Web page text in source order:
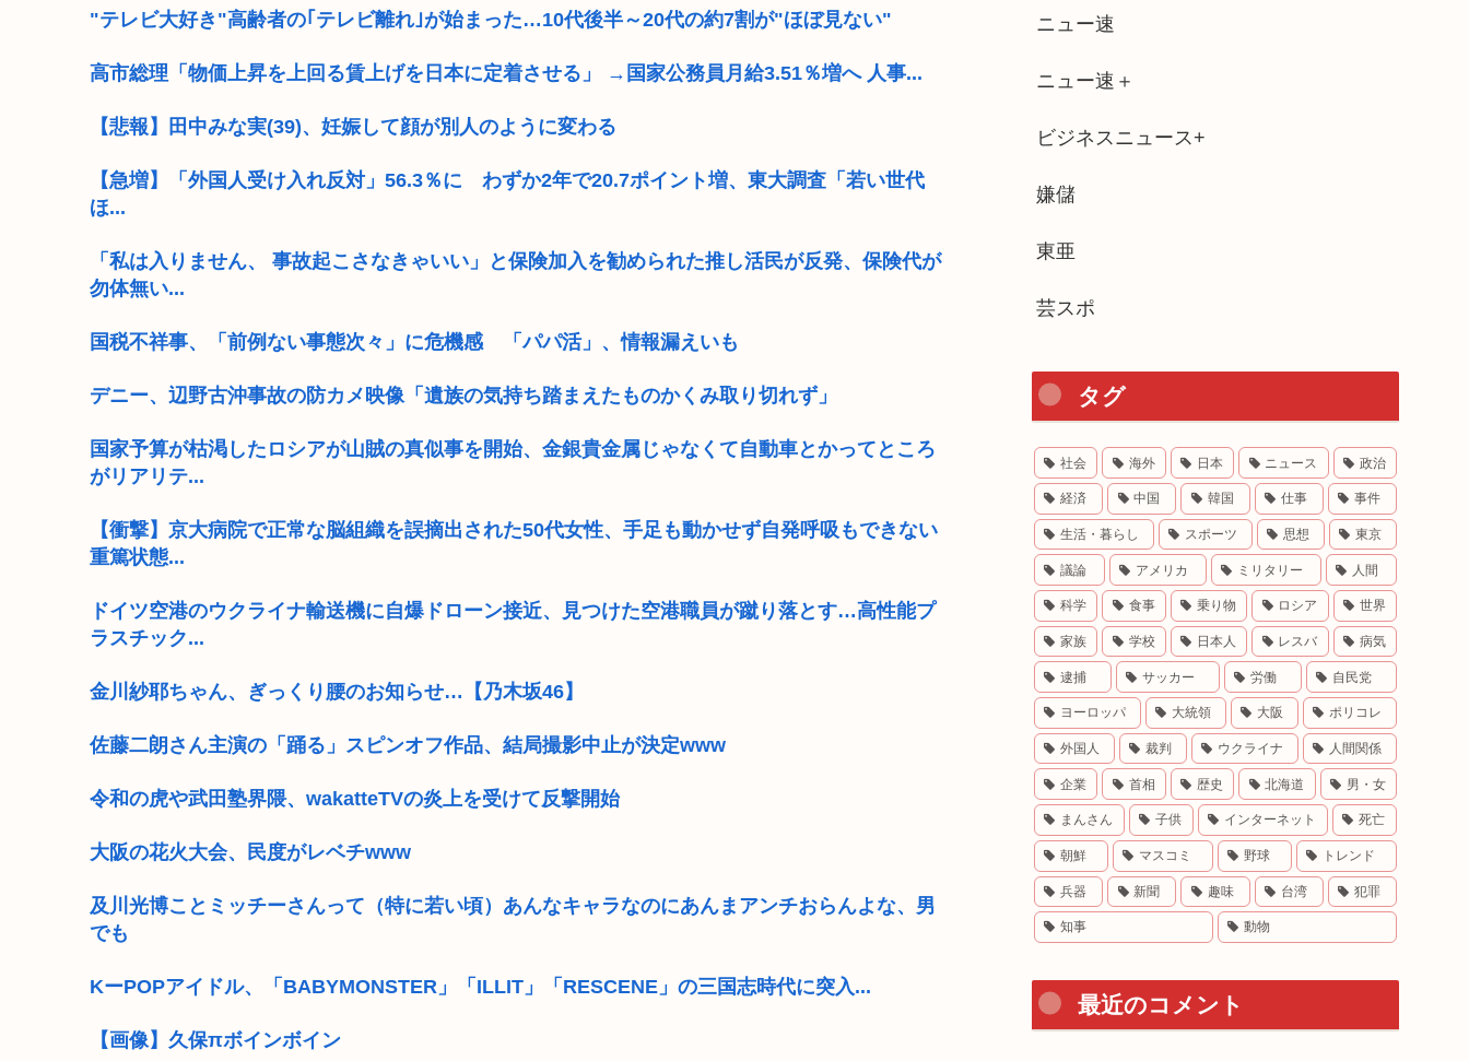
"テレビ大好き"高齢者の｢テレビ離れ｣が始まった…10代後半～20代の約7割が"ほぼ見ない"
高市総理「物価上昇を上回る賃上げを日本に定着させる」 →国家公務員月給3.51％増へ 人事...
【悲報】田中みな実(39)、妊娠して顔が別人のように変わる
【急増】「外国人受け入れ反対」56.3％に わずか2年で20.7ポイント増、東大調査「若い世代
ほ...
「私は入りません、 事故起こさなきゃいい」と保険加入を勧められた推し活民が反発、保険代が
勿体無い...
国税不祥事、「前例ない事態次々」に危機感 「パパ活」、情報漏えいも
デニー、辺野古沖事故の防カメ映像「遺族の気持ち踏まえたものかくみ取り切れず」
国家予算が枯渇したロシアが山賊の真似事を開始、金銀貴金属じゃなくて自動車とかってところ
がリアリテ...
【衝撃】京大病院で正常な脳組織を誤摘出された50代女性、手足も動かせず自発呼吸もできない
重篤状態...
ドイツ空港のウクライナ輸送機に自爆ドローン接近、見つけた空港職員が蹴り落とす…高性能プ
ラスチック...
金川紗耶ちゃん、ぎっくり腰のお知らせ…【乃木坂46】
佐藤二朗さん主演の「踊る」スピンオフ作品、結局撮影中止が決定www
令和の虎や武田塾界隈、wakatteTVの炎上を受けて反撃開始
大阪の花火大会、民度がレベチwww
及川光博ことミッチーさんって（特に若い頃）あんなキャラなのにあんまアンチおらんよな、男
でも
KーPOPアイドル、「BABYMONSTER」「ILLIT」「RESCENE」の三国志時代に突入...
【画像】久保πボインボイン
ニュー速
ニュー速＋
ビジネスニュース+
嫌儲
東亜
芸スポ
タグ
社会 海外 日本 ニュース 政治
経済 中国 韓国 仕事 事件
生活・暮らし スポーツ 思想 東京
議論 アメリカ ミリタリー 人間
科学 食事 乗り物 ロシア 世界
家族 学校 日本人 レスバ 病気
逮捕 サッカー 労働 自民党
ヨーロッパ 大統領 大阪 ポリコレ
外国人 裁判 ウクライナ 人間関係
企業 首相 歴史 北海道 男・女
まんさん 子供 インターネット 死亡
朝鮮 マスコミ 野球 トレンド
兵器 新聞 趣味 台湾 犯罪
知事 動物
最近のコメント